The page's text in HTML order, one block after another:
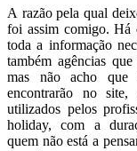
A razão pela qual
foi assim comigo. Há
toda a informação
também agências
mas não acho que
encontrarão no
utilizados pelos
holiday, com a
quem não está a